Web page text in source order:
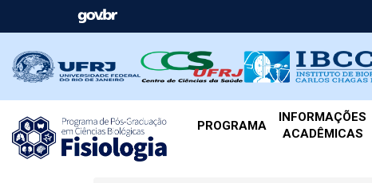
PROGRAMA
INFORMAÇÕES
ACADÊMICAS